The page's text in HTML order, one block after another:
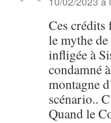
Ces crédits
le mythe
infligée à
condamné
montagne
scénario..
Quand le